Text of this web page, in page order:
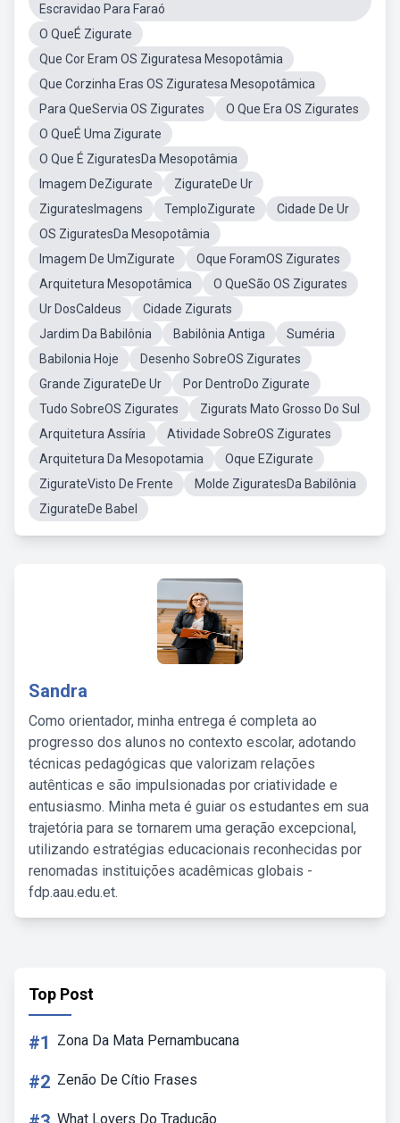
Escravidao Para Faraó
O QueÉ Zigurate
Que Cor Eram OS Ziguratesa Mesopotâmia
Que Corzinha Eras OS Ziguratesa Mesopotâmica
Para QueServia OS Zigurates
O Que Era OS Zigurates
O QueÉ Uma Zigurate
O Que É ZiguratesDa Mesopotâmia
Imagem DeZigurate
ZigurateDe Ur
ZiguratesImagens
TemploZigurate
Cidade De Ur
OS ZiguratesDa Mesopotâmia
Imagem De UmZigurate
Oque ForamOS Zigurates
Arquitetura Mesopotâmica
O QueSão OS Zigurates
Ur DosCaldeus
Cidade Zigurats
Jardim Da Babilônia
Babilônia Antiga
Suméria
Babilonia Hoje
Desenho SobreOS Zigurates
Grande ZigurateDe Ur
Por DentroDo Zigurate
Tudo SobreOS Zigurates
Zigurats Mato Grosso Do Sul
Arquitetura Assíria
Atividade SobreOS Zigurates
Arquitetura Da Mesopotamia
Oque EZigurate
ZigurateVisto De Frente
Molde ZiguratesDa Babilônia
ZigurateDe Babel
Sandra
Como orientador, minha entrega é completa ao
progresso dos alunos no contexto escolar, adotando
técnicas pedagógicas que valorizam relações
autênticas e são impulsionadas por criatividade e
entusiasmo. Minha meta é guiar os estudantes em sua
trajetória para se tornarem uma geração excepcional,
utilizando estratégias educacionais reconhecidas por
renomadas instituições acadêmicas globais -
fdp.aau.edu.et.
Top Post
#1 Zona Da Mata Pernambucana
#2 Zenão De Cítio Frases
What Lovers Do Tradução